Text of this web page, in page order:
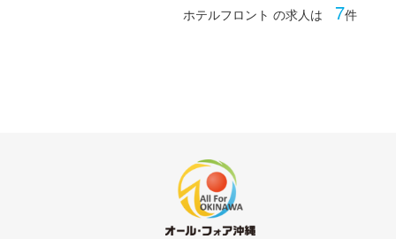
ホテルフロント の求人は 7件